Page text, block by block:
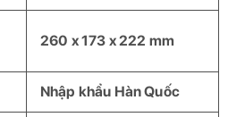
260 x 173 x 222 mm
Nhập khẩu Hàn Quốc